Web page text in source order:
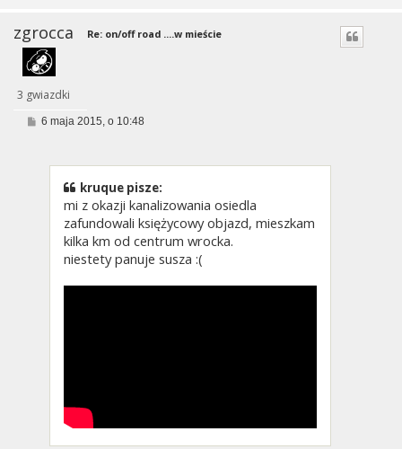
zgrocca
3 gwiazdki
Re: on/off road ....w mieście
P6 maja 2015, o 10:48
kruque pisze:
mi z okazji kanalizowania osiedla
zafundowali księżycowy objazd, mieszkam
kilka km od centrum wrocka.
niestety panuje susza :(